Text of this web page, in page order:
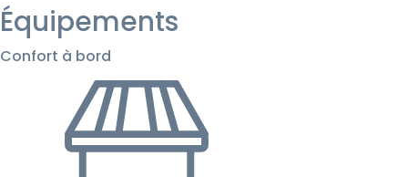
Équipements
Confort à bord